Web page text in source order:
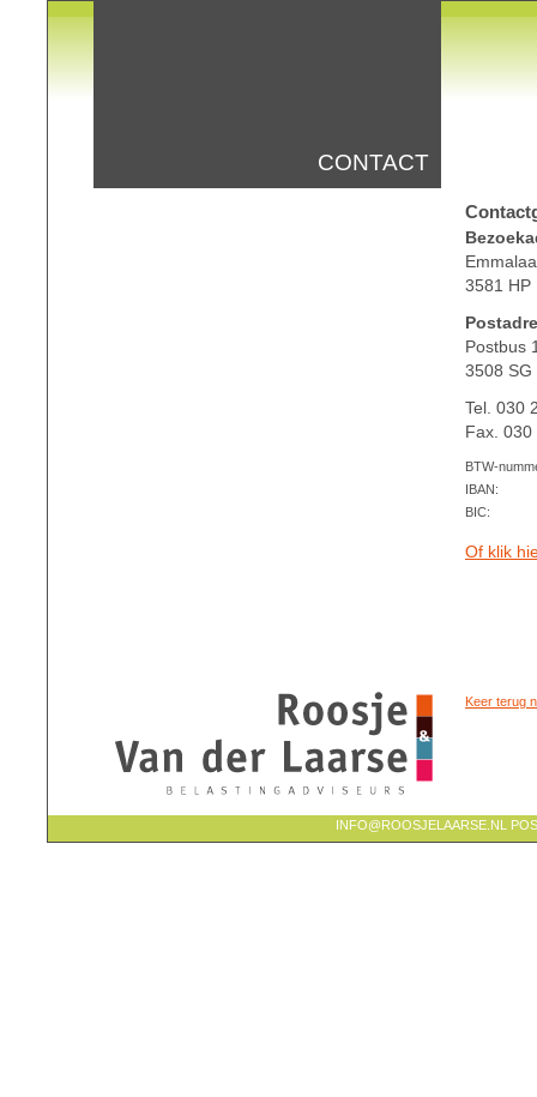
CONTACT
3581 HP
Postbus
3508 SG
Tel. 030
Fax. 030
BTW-
IBAN:
BIC:
Of klik
Keer terug
INFO@ROOSJELAARSE.NL